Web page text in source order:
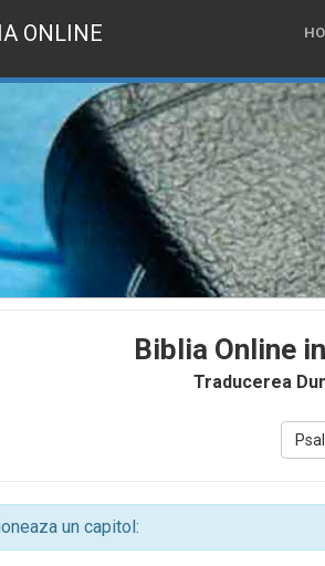
ONLINE
Biblia Online
Traducerea
un capitol: